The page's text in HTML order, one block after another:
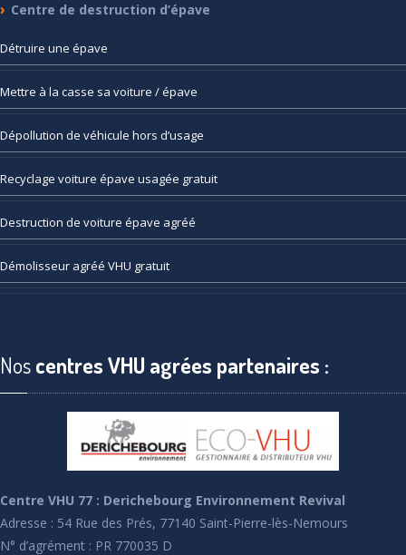
Centre de destruction d’épave
Détruire une épave
Mettre à la casse sa voiture / épave
Dépollution de véhicule hors d’usage
Recyclage voiture épave usagée gratuit
Destruction de voiture épave agréé
Démolisseur agréé VHU gratuit
Noscentres VHU agrées partenaires :
Centre VHU 77 : Derichebourg Environnement Revival
Adresse : 54 Rue des Prés, 77140 Saint-Pierre-lès-Nemours
N° d’agrément : PR 770035 D